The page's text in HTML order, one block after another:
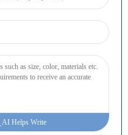
AI Helps Write